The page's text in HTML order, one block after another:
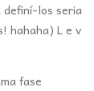
definí-los seria
hahaha) L e v
fase